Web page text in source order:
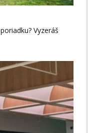
Vyzeráš